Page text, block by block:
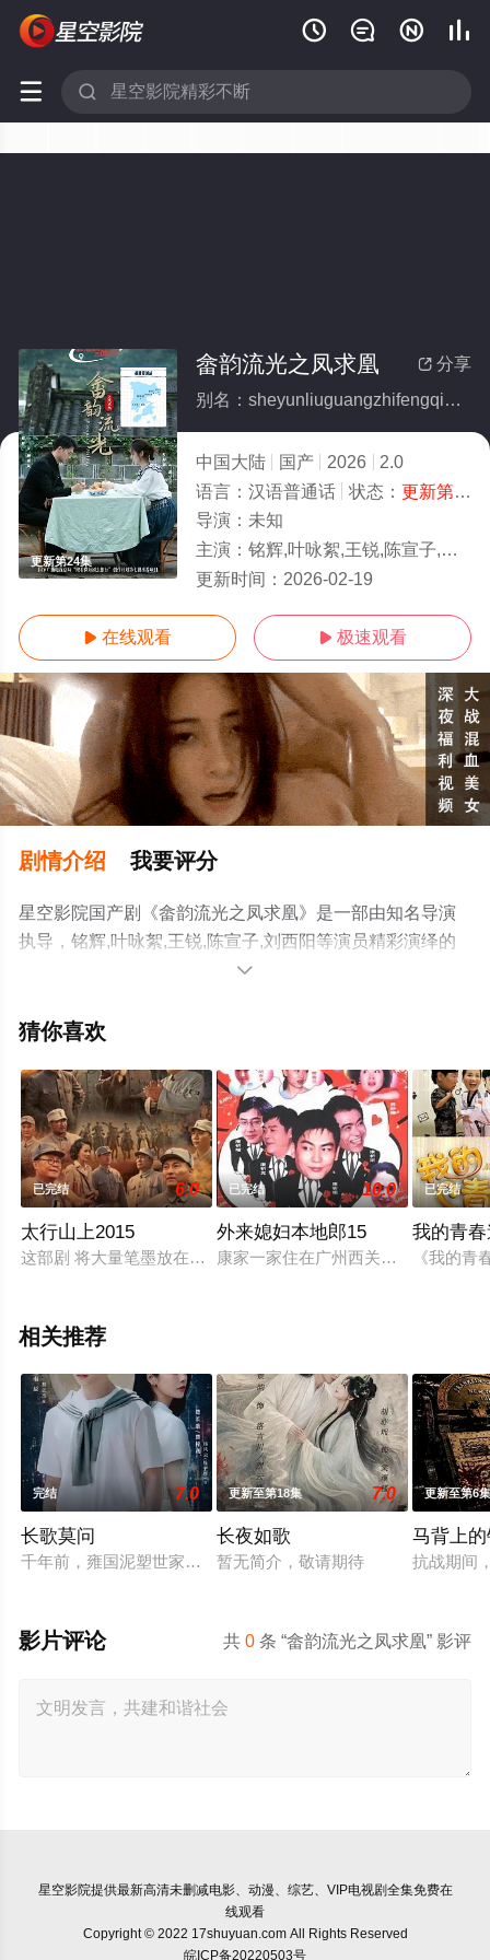
   
 
更新第24集
 分享
畲韵流光之凤求凰
别名：sheyunliuguangzhifengqiuhuang
中国大陆 国产 2026
2.0
语言： 汉语普通话 状态： 更新第24集
导演： 未知
主演： 铭辉,叶咏絮,王锐,陈宣子,刘西阳
更新时间： 2026-02-19
 在线观看  极速观看
剧情介绍 我要评分
星空影院国产剧《畲韵流光之凤求凰》是一部由知名导演
执导，铭辉,叶咏絮,王锐,陈宣子,刘西阳等演员精彩演绎的
中国大陆电视剧，手机免费观看高清无删减完整版电视剧
剧、电视猫或剧情网等平台了解。

猜你喜欢
已完结 6.0
太行山上2015
这部剧 将大量笔墨放在普通人物身上。在阳 明堡战斗中，769
已完结 10.0
外来媳妇本地郎15
康家一家住在广州西关老屋已经几十
已完结
我的青
《我的
相关推荐
完结 7.0
长歌莫问
千年前，雍国泥塑世家楚门因进贡的“十二生肖”离奇流血炸裂
更新至第18集 7.0
长夜如歌
暂无简介，敬请期待
更新至第6
马背上
抗战期间
共0 条 “畲韵流光之凤求凰” 影评
影片评论
星空影院提供最新高清未删减电影、动漫、综艺、VIP电视剧全集免费在
线观看
Copyright © 2022 17shuyuan.com All Rights Reserved
皖ICP备20220503号